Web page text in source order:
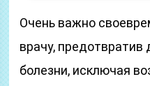
Очень важно
врачу,
болезни, исключая